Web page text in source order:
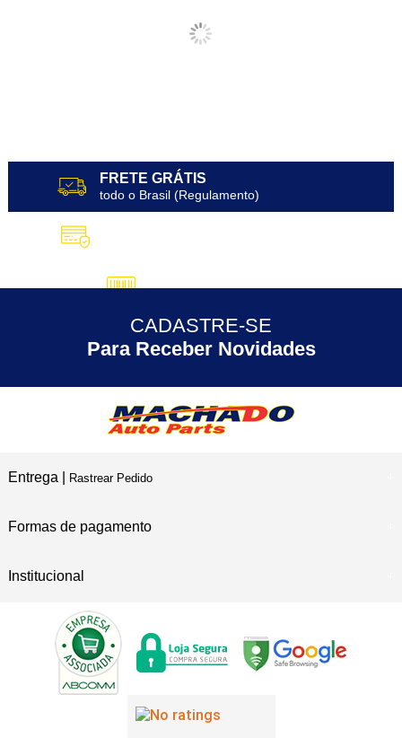
FRETE GRÁTIS
todo o Brasil (Regulamento)
5% DESCONTO no Pix
30 ANOS de Experiência
CADASTRE-SE
Para Receber Novidades
Entrega | Rastrear Pedido
Formas de pagamento
Institucional